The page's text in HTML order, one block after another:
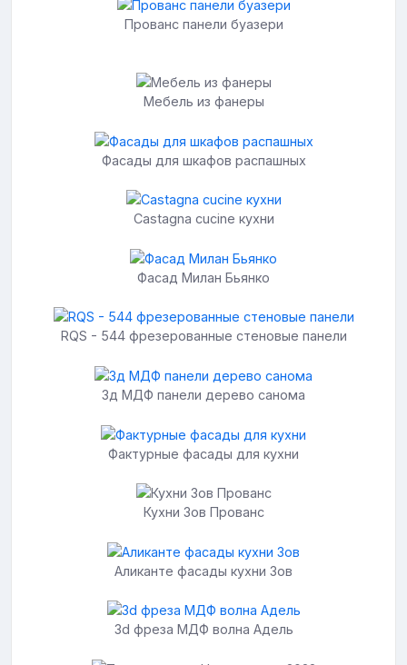
Прованс панели буазери
Мебель из фанеры
Фасады для шкафов распашных
Castagna cucine кухни
Фасад Милан Бьянко
RQS - 544 фрезерованные стеновые панели
3д МДФ панели дерево санома
Фактурные фасады для кухни
Кухни Зов Прованс
Аликанте фасады кухни Зов
3d фреза МДФ волна Адель